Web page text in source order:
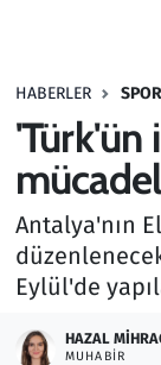
HABERLER SPOR
'Türk'ün
Antalya'nın
Eylül'de
HAZAL
MUHABIR
Haber
Kültür
Kurumsal
Lezzet
Memur ve